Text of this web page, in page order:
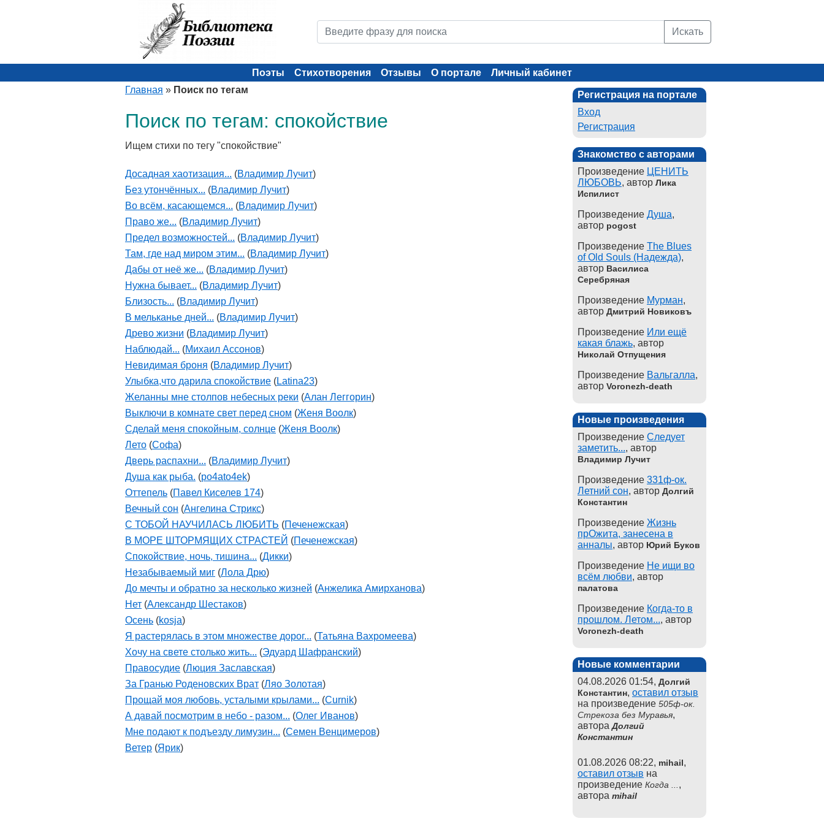
Искать
Поэты Стихотворения Отзывы О портале
Личный кабинет
Главная » Поиск по тегам
Поиск по тегам: спокойствие
Ищем стихи по тегу "спокойствие"
Досадная хаотизация... (Владимир Лучит)
Без утончённых... (Владимир Лучит)
Во всём, касающемся... (Владимир Лучит)
Право же... (Владимир Лучит)
Предел возможностей... (Владимир Лучит)
Там, где над миром этим... (Владимир Лучит)
Дабы от неё же... (Владимир Лучит)
Нужна бывает... (Владимир Лучит)
Близость... (Владимир Лучит)
В мельканье дней... (Владимир Лучит)
Древо жизни (Владимир Лучит)
Наблюдай... (Михаил Ассонов)
Невидимая броня (Владимир Лучит)
Улыбка,что дарила спокойствие (Latina23)
Желанны мне столпов небесных реки (Алан Леггорин)
Выключи в комнате свет перед сном (Женя Воолк)
Сделай меня спокойным, солнце (Женя Воолк)
Лето (Софа)
Дверь распахни... (Владимир Лучит)
Душа как рыба. (po4ato4ek)
Оттепель (Павел Киселев 174)
Вечный сон (Ангелина Стрикс)
С ТОБОЙ НАУЧИЛАСЬ ЛЮБИТЬ (Печенежская)
В МОРЕ ШТОРМЯЩИХ СТРАСТЕЙ (Печенежская)
Спокойствие, ночь, тишина... (Дикки)
Незабываемый миг (Лола Дрю)
До мечты и обратно за несколько жизней (Анжелика Амирханова)
Нет (Александр Шестаков)
Осень (kosja)
Я растерялась в этом множестве дорог... (Татьяна Вахромеева)
Хочу на свете столько жить... (Эдуард Шафранский)
Правосудие (Люция Заславская)
За Гранью Роденовских Врат (Ляо Золотая)
Прощай моя любовь, усталыми крылами... (Curnik)
А давай посмотрим в небо - разом... (Олег Иванов)
Мне подают к подъезду лимузин... (Семен Венцимеров)
Ветер (Ярик)
Регистрация на портале
Вход
Регистрация
Знакомство с авторами
Произведение ЦЕНИТЬ
ЛЮБОВЬ, автор Лика
Испилист
Произведение Душа,
автор pogost
Произведение The Blues
of Old Souls (Надежда),
автор Василиса
Серебряная
Произведение Мурман,
автор Дмитрий Новиковъ
Произведение Или ещё
какая блажь, автор
Николай Отпущения
Произведение Вальгалла,
автор Voronezh-death
Новые произведения
Произведение Следует
заметить..., автор
Владимир Лучит
Произведение 331ф-ок.
Летний сон, автор Долгий
Константин
Произведение Жизнь
прОжита, занесена в
анналы, автор Юрий Буков
Произведение Не ищи во
всём любви, автор
палатова
Произведение Когда-то в
прошлом. Летом..., автор
Voronezh-death
Новые комментарии
04.08.2026 01:54, Долгий
Константин, оставил отзыв
на произведение 505ф-ок.
Стрекоза без Муравья,
автораДолгий
Константин
01.08.2026 08:22, mihail,
оставил отзыв на
произведение Когда ... ,
автора mihail